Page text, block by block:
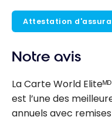
Attestation
Notre avis
La Carte World
est l’une des
annuels avec